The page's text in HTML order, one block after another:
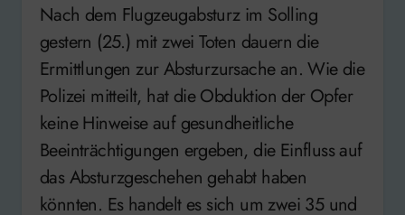
Nach dem Flugzeugabsturz im Solling
gestern (25.) mit zwei Toten dauern die
Ermittlungen zur Absturzursache an. Wie die
Polizei mitteilt, hat die Obduktion der Opfer
keine Hinweise auf gesundheitliche
Beeinträchtigungen ergeben, die Einfluss auf
das Absturzgeschehen gehabt haben
könnten. Es handelt es sich um zwei 35 und